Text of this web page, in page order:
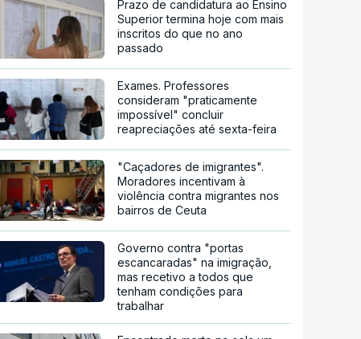
Prazo de candidatura ao Ensino
Superior termina hoje com mais
inscritos do que no ano
passado
Exames. Professores
consideram "praticamente
impossível" concluir
reapreciações até sexta-feira
"Caçadores de imigrantes".
Moradores incentivam à
violência contra migrantes nos
bairros de Ceuta
Governo contra "portas
escancaradas" na imigração,
mas recetivo a todos que
tenham condições para
trabalhar